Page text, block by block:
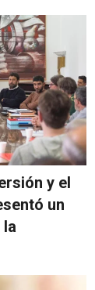
y el
un
la